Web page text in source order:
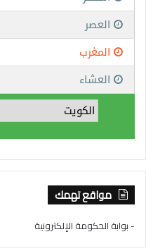
مواقع تهمك
- بوابة الحكومة الإلكترونية